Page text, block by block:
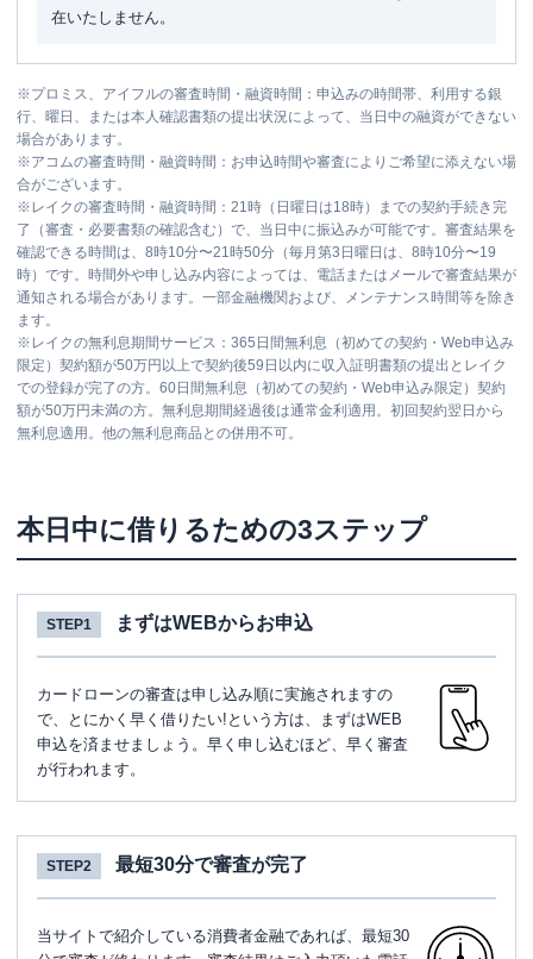
在いたしません。
※プロミス、アイフルの審査時間・融資時間：申込みの時間帯、利用する銀
行、曜日、または本人確認書類の提出状況によって、当日中の融資ができない
場合があります。
※アコムの審査時間・融資時間：お申込時間や審査によりご希望に添えない場
合がございます。
※ レイクの審査時間・融資時間：21時（日曜日は18時）までの契約手続き完
了（審査・必要書類の確認含む）で、当日中に振込みが可能です。審査結果を
確認できる時間は、8時10分〜21時50分（毎月第3日曜日は、8時10分〜19
時）です。時間外や申し込み内容によっては、電話またはメールで審査結果が
通知される場合があります。一部金融機関および、メンテナンス時間等を除き
ます。
※ レイクの無利息期間サービス：365日間無利息（初めての契約・Web申込み
限定）契約額が50万円以上で契約後59日以内に収入証明書類の提出とレイク
での登録が完了の方。60日間無利息（初めての契約・Web申込み限定）契約
額が50万円未満の方。無利息期間経過後は通常金利適用。初回契約翌日から
無利息適用。他の無利息商品との併用不可。
本日中に借りるための3ステップ
STEP1 まずはWEBからお申込
カードローンの審査は申し込み順に実施されますの
で、とにかく早く借りたい!という方は、まずはWEB
申込を済ませましょう。早く申し込むほど、早く審査
が行われます。
STEP2 最短30分で審査が完了
当サイトで紹介している消費者金融であれば、最短30